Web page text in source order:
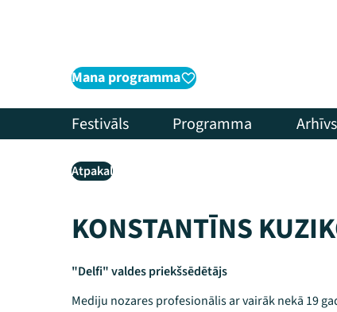
Mana programma
Festivāls Programma Arhīvs
Atpakaļ
KONSTANTĪNS
"Delfi" valdes priekšsēdētājs
Mediju nozares profesionālis ar vairāk nekā 19